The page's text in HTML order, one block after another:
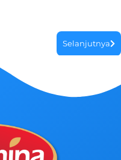
Selanjutnya